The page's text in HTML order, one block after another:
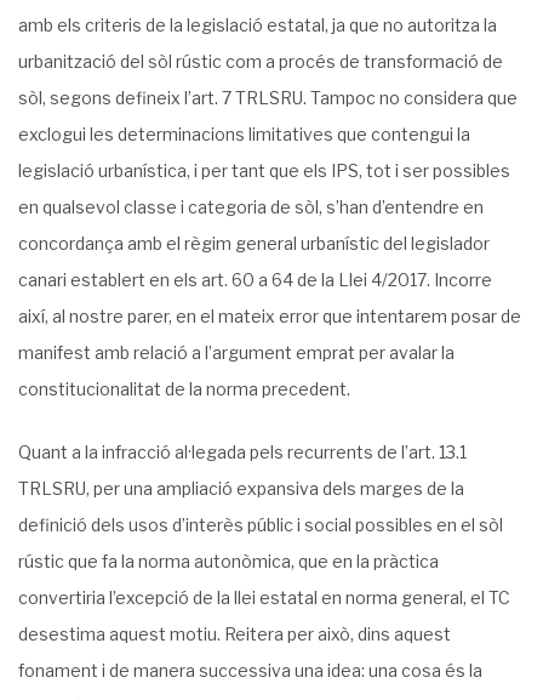
amb els criteris de la legislació estatal, ja que no autoritza la
urbanització del sòl rústic com a procés de transformació de
sòl, segons defineix l’art. 7 TRLSRU. Tampoc no considera que
exclogui les determinacions limitatives que contengui la
legislació urbanística, i per tant que els IPS, tot i ser possibles
en qualsevol classe i categoria de sòl, s’han d’entendre en
concordança amb el règim general urbanístic del legislador
canari establert en els art. 60 a 64 de la Llei 4/2017. Incorre
així, al nostre parer, en el mateix error que intentarem posar de
manifest amb relació a l’argument emprat per avalar la
constitucionalitat de la norma precedent.
Quant a la infracció al·legada pels recurrents de l’art. 13.1
TRLSRU, per una ampliació expansiva dels marges de la
definició dels usos d’interès públic i social possibles en el sòl
rústic que fa la norma autonòmica, que en la pràctica
convertiria l’excepció de la llei estatal en norma general, el TC
desestima aquest motiu. Reitera per això, dins aquest
fonament i de manera successiva una idea: una cosa és la